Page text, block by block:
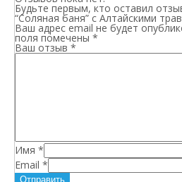
Будьте первым, кто оставил
“Соляная баня” с Алтайскими
Ваш адрес email не будет
поля помечены *
Ваш отзыв *
Имя *
Email *